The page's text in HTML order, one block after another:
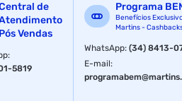
de
Pós Vendas
:
5819
Programa
Benefícios
Martins -
WhatsApp:(34) 8413-
E-mail: